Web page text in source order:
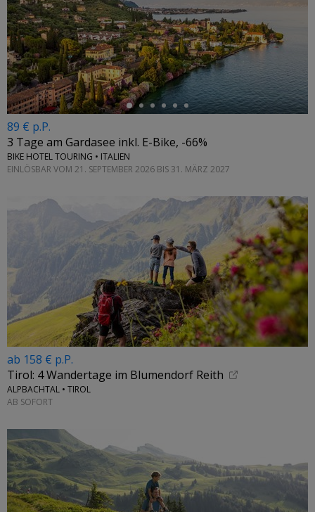
←
89 € p.P.
3 Tage am Gardasee inkl. E-Bike, -66%
BIKE HOTEL TOURING • ITALIEN
EINLÖSBAR VOM 21. SEPTEMBER 2026 BIS 31. MÄRZ 2027
ab 158 € p.P.
Tirol: 4 Wandertage im Blumendorf Reith
ALPBACHTAL • TIROL
AB SOFORT
←